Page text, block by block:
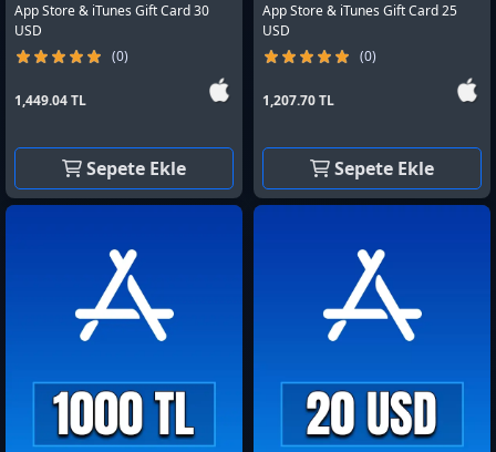
App Store & iTunes Gift Card 30
USD
(0)
1,449.04 TL
Sepete Ekle
App Store & iTunes Gift Card 25
USD
(0)
1,207.70 TL
Sepete Ekle